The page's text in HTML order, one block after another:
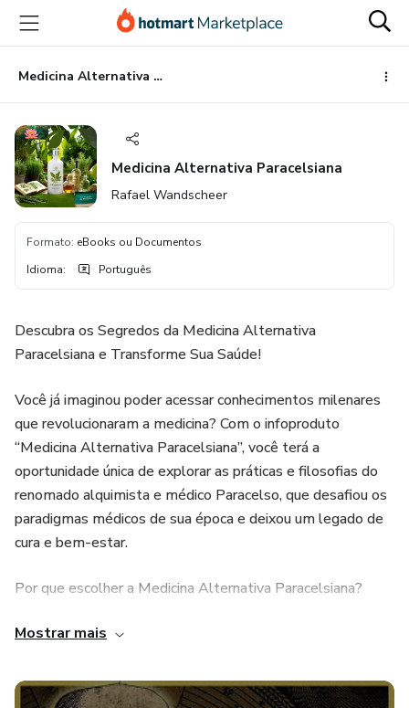
para
conteúdo
principal
para
pagamento
para
rodapé
Medicina Alternativa Paracelsiana
Medicina Alternativa Paracelsiana
Rafael Wandscheer
Formato: eBooks ou Documentos
Idioma: Português
Descubra os Segredos da Medicina Alternativa
Paracelsiana e Transforme Sua Saúde!
Você já imaginou poder acessar conhecimentos milenares
que revolucionaram a medicina? Com o infoproduto
“Medicina Alternativa Paracelsiana”, você terá a
oportunidade única de explorar as práticas e filosofias do
renomado alquimista e médico Paracelso, que desafiou os
paradigmas médicos de sua época e deixou um legado de
cura e bem-estar.
Por que escolher a Medicina Alternativa Paracelsiana?
Abordagem Holística: Trate o corpo, a mente e o espírito
Conhecimento Ancestral: Acesse sabedorias antigas que
Mostrar mais